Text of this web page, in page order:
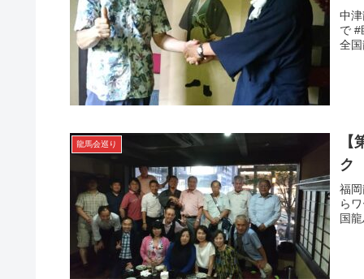
中
で #
全
龍馬会巡り
ク
福
ら
国